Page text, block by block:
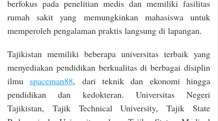
berfokus pada penelitian medis dan memiliki fasilitas
rumah sakit yang memungkinkan mahasiswa untuk
memperoleh pengalaman praktis langsung di lapangan.
Tajikistan memiliki beberapa universitas terbaik yang
menyediakan pendidikan berkualitas di berbagai disiplin
ilmu spaceman88, dari teknik dan ekonomi hingga
pendidikan dan kedokteran. Universitas Negeri
Tajikistan, Tajik Technical University, Tajik State